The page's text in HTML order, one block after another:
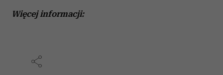
Więcej informacji: